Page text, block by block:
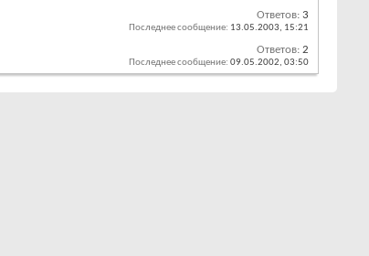
Ответов: 3
Последнее сообщение: 13.05.2003, 15:21
Ответов: 2
Последнее сообщение: 09.05.2002, 03:50